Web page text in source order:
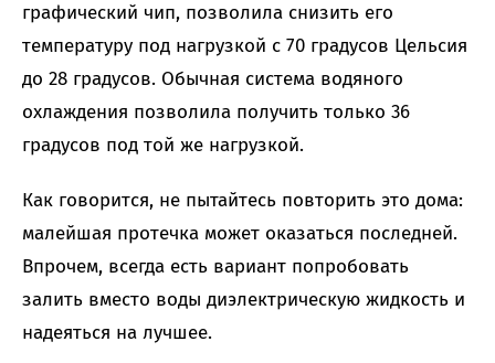
графический чип, позволила снизить его
температуру под нагрузкой с 70 градусов Цельсия
до 28 градусов. Обычная система водяного
охлаждения позволила получить только 36
градусов под той же нагрузкой.
Как говорится, не пытайтесь повторить это дома:
малейшая протечка может оказаться последней.
Впрочем, всегда есть вариант попробовать
залить вместо воды диэлектрическую жидкость и
надеяться на лучшее.